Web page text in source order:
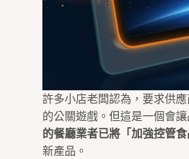
許多小店老闆認為，要求供
的公關遊戲。但這是一個會
的餐廳業者已將「加強控管
新產品。